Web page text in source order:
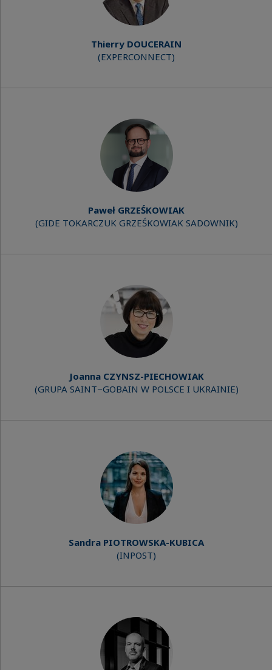
Thierry DOUCERAIN
(EXPERCONNECT)
Paweł GRZEŚKOWIAK
(GIDE TOKARCZUK GRZEŚKOWIAK SADOWNIK)
Joanna CZYNSZ-PIECHOWIAK
(GRUPA SAINT−GOBAIN W POLSCE I UKRAINIE)
Sandra PIOTROWSKA-KUBICA
(INPOST)